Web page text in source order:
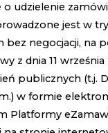
udzielenie
jest w
negocjacji, na
z dnia 11
publicznych (t.j.
w formie
Platformy